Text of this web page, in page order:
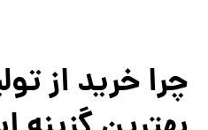
چرا خرید از